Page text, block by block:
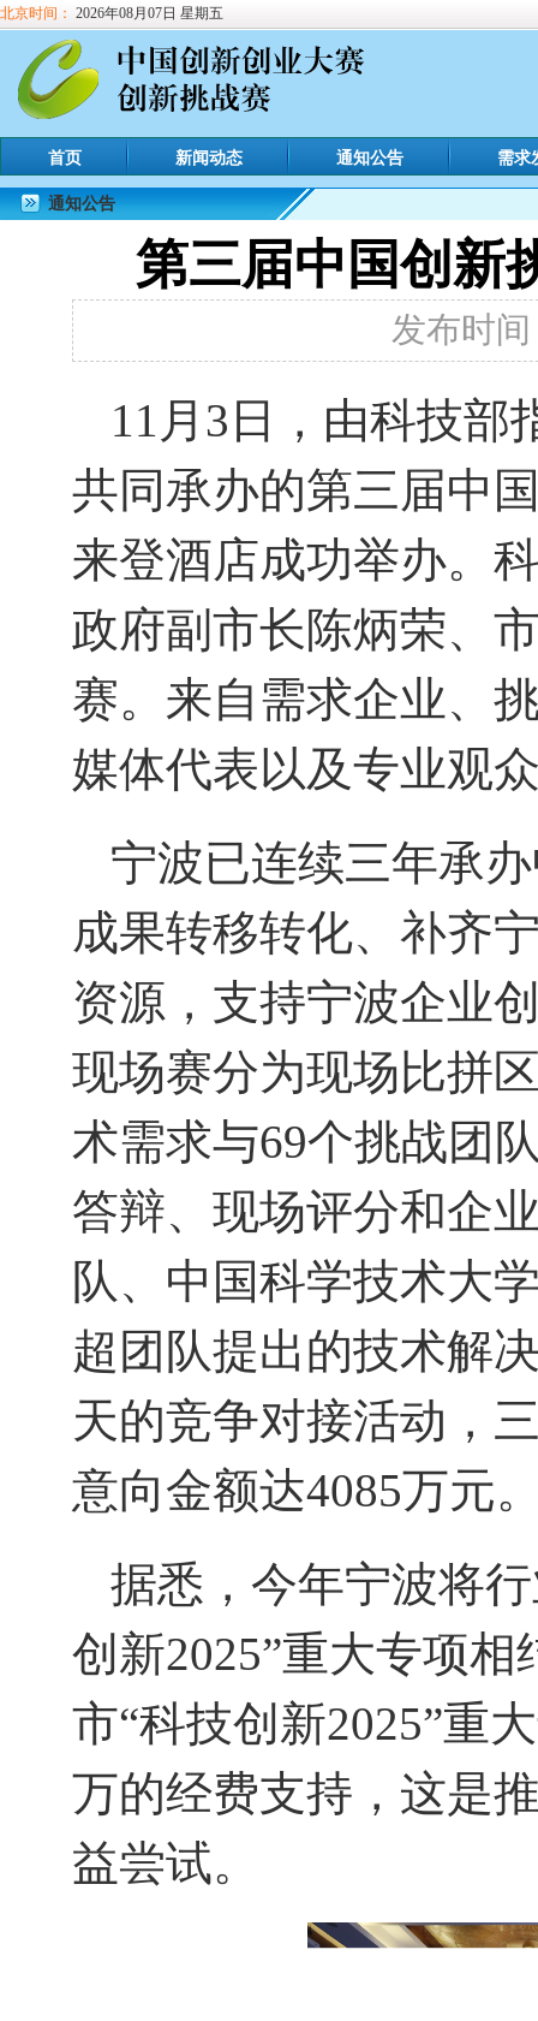
北京时间： 2026年08月07日 星期五
首页 新闻动态 通知公告 需求
通知公告
第三届中国创新
发布时间
11月3日， 由科技部
共同承办的第三届中
来登酒店成功举办。
政府副市长陈炳荣、
赛。 来自需求企业、
媒体代表以及专业观
宁波已连续三年承
成果转移转化、补齐
资源 ， 支持宁波企业
现场赛分为现场 比拼
术需求与69个挑战团
答辩、现场评分和企
队、中国科学技术大
超团队提出的技术解
天的竞争对接活动，
意向金额达4085万元
据悉， 今年宁波将
创新2025”重大专项相
市“科技创新2025”重
万的经费支持 ，这是
益尝试。